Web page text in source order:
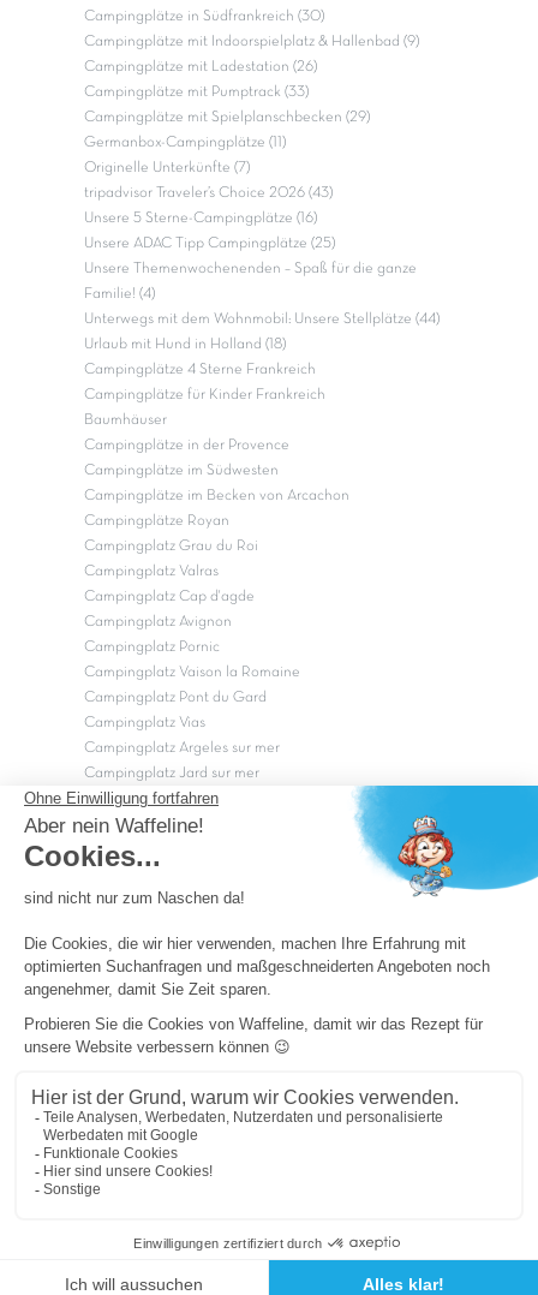
Campingplätze in Südfrankreich (30)
Campingplätze mit Indoorspielplatz & Hallenbad (9)
Campingplätze mit Ladestation (26)
Campingplätze mit Pumptrack (33)
Campingplätze mit Spielplanschbecken (29)
Germanbox-Campingplätze (11)
Originelle Unterkünfte (7)
tripadvisor Traveler’s Choice 2026 (43)
Unsere 5 Sterne-Campingplätze (16)
Unsere ADAC Tipp Campingplätze (25)
Unsere Themenwochenenden – Spaß für die ganze
Familie! (4)
Unterwegs mit dem Wohnmobil: Unsere Stellplätze (44)
Urlaub mit Hund in Holland (18)
Campingplätze 4 Sterne Frankreich
Campingplätze für Kinder Frankreich
Baumhäuser
Campingplätze in der Provence
Campingplätze im Südwesten
Campingplätze im Becken von Arcachon
Campingplätze Royan
Campingplatz Grau du Roi
Campingplatz Valras
Campingplatz Cap d'agde
Campingplatz Avignon
Campingplatz Pornic
Campingplatz Vaison la Romaine
Campingplatz Pont du Gard
Campingplatz Vias
Campingplatz Argeles sur mer
Campingplatz Jard sur mer
Campingplatz Sarzeau
Campingplatz Fréjus
Campingplätze in Camargue
OK
Copyright Capfun 2026 ©
Camping-Pass
Impressum
Cookie-Einstellungen
Allgemeine Geschäftsbedingungen und Datenschutz
Sitemap
Cookie-Einstellungen ändern